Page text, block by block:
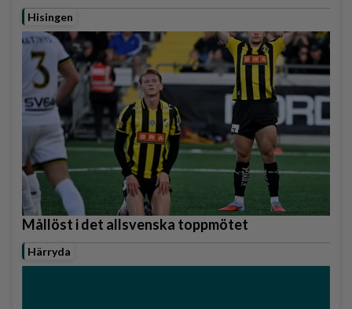
Hisingen
Mållöst i det allsvenska toppmötet
Härryda